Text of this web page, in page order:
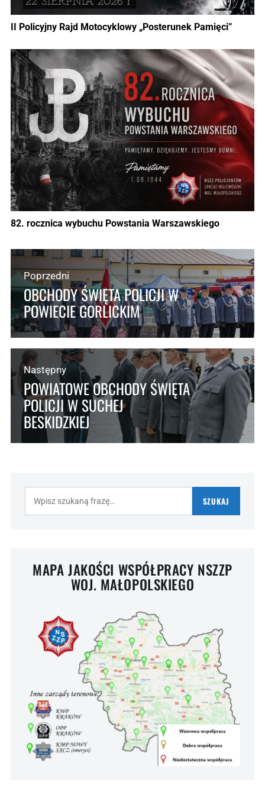
II Policyjny Rajd Motocyklowy „Posterunek Pamięci”
82. rocznica wybuchu Powstania Warszawskiego
Poprzedni
OBCHODY ŚWIĘTA POLICJI W
POWIECIE GORLICKIM
Następny
POWIATOWE OBCHODY ŚWIĘTA
POLICJI W SUCHEJ
BESKIDZKIEJ
SZUKAJ
MAPA JAKOŚCI WSPÓŁPRACY NSZZP
WOJ. MAŁOPOLSKIEGO